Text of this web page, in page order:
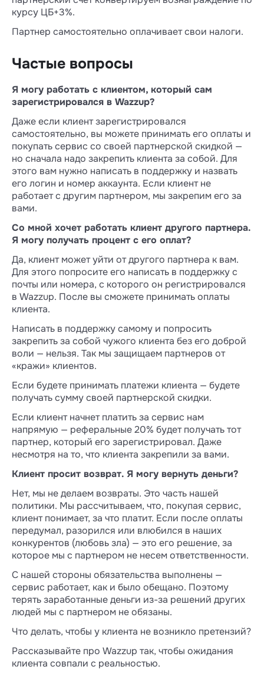
курсу ЦБ+3%.
Партнер самостоятельно оплачивает свои налоги.
Частые вопросы
Я могу работать с клиентом, который сам
зарегистрировался в Wazzup?
Даже если клиент зарегистрировался
самостоятельно, вы можете принимать его оплаты и
покупать сервис со своей партнерской скидкой —
но сначала надо закрепить клиента за собой. Для
этого вам нужно написать в поддержку и назвать
его логин и номер аккаунта. Если клиент не
работает с другим партнером, мы закрепим его за
вами.
Со мной хочет работать клиент другого партнера.
Я могу получать процент с его оплат?
Да, клиент может уйти от другого партнера к вам.
Для этого попросите его написать в поддержку с
почты или номера, с которого он регистрировался
в Wazzup. После вы сможете принимать оплаты
клиента.
Написать в поддержку самому и попросить
закрепить за собой чужого клиента без его доброй
воли — нельзя. Так мы защищаем партнеров от
«кражи» клиентов.
Если будете принимать платежи клиента — будете
получать сумму своей партнерской скидки.
Если клиент начнет платить за сервис нам
напрямую — реферальные 20% будет получать тот
партнер, который его зарегистрировал. Даже
несмотря на то, что клиента закрепили за вами.
Клиент просит возврат. Я могу вернуть деньги?
Нет, мы не делаем возвраты. Это часть нашей
политики. Мы рассчитываем, что, покупая сервис,
клиент понимает, за что платит. Если после оплаты
передумал, разорился или влюбился в наших
конкурентов (любовь зла) — это его решение, за
которое мы с партнером не несем ответственности.
С нашей стороны обязательства выполнены —
сервис работает, как и было обещано. Поэтому
терять заработанные деньги из-за решений других
людей мы с партнером не обязаны.
Что делать, чтобы у клиента не возникло претензий?
Рассказывайте про Wazzup так, чтобы ожидания
клиента совпали с реальностью.